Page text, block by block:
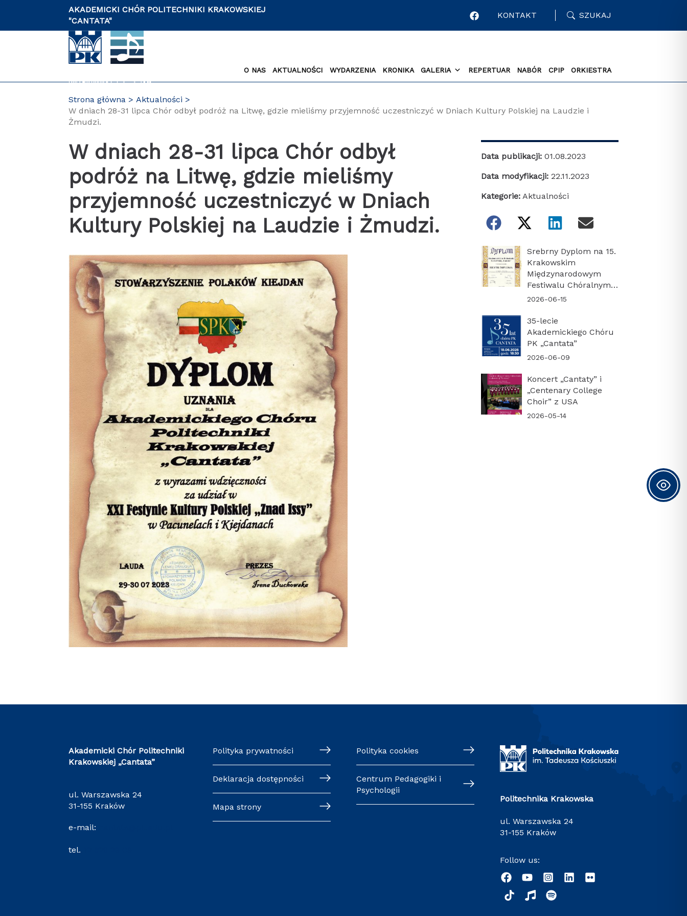
AKADEMICKI CHÓR POLITECHNIKI KRAKOWSKIEJ
"CANTATA"
KONTAKT SZUKAJ
PL
O NAS AKTUALNOŚCI WYDARZENIA KRONIKA GALERIA REPERTUAR NABÓR CPIP ORKIESTRA
Strona główna
Aktualności
W dniach 28-31 lipca Chór odbył podróż na Litwę, gdzie mieliśmy przyjemność uczestniczyć w Dniach Kultury Polskiej na Laudzie i
Żmudzi.
W dniach 28-31 lipca Chór odbył
podróż na Litwę, gdzie mieliśmy
przyjemność uczestniczyć w Dniach
Kultury Polskiej na Laudzie i Żmudzi.
Data publikacji: 01.08.2023
Data modyfikacji: 22.11.2023
Kategorie: Aktualności
Srebrny Dyplom na 15.
Krakowskim
Międzynarodowym
Festiwalu Chóralnym
„Cracovia Cantans”
2026-06-15
35-lecie
Akademickiego Chóru
PK „Cantata”
2026-06-09
Koncert „Cantaty” i
„Centenary College
Choir” z USA
2026-05-14
Akademicki Chór Politechniki
Krakowskiej „Cantata”
ul. Warszawska 24
31-155 Kraków
e-mail:
tel.
Polityka prywatności
Deklaracja dostępności
Mapa strony
Polityka cookies
Centrum Pedagogiki i
Psychologii
Politechnika Krakowska
ul. Warszawska 24
31-155 Kraków
Follow us: